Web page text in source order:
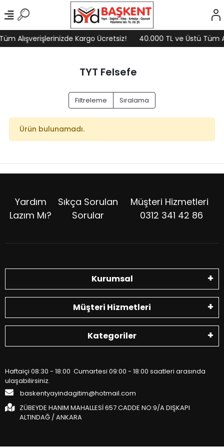
Alışverişlerinizde Kargo Ücretsiz! 40.000 TL ve Üstü Tüm
TYT Felsefe
Filtreleme Sıralama
Ürün bulunamadı.
Yardım
Lazım Mı?
Sıkça Sorulan
Sorular
Müşteri Hizmetleri
0312 341 42 86
Kurumsal
Müşteri Hizmetleri
Kategoriler
Haftaiçi 08:30 - 18:00 Cumartesi 09:00 - 18:00 saatleri arasında
ulaşabilirsiniz.
baskentyayindagitim@hotmail.com
ZÜBEYDE HANIM MAHALLESİ 657.CADDE NO:9/A DIŞKAPI
ALTINDAĞ / ANKARA